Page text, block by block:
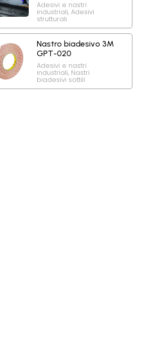
Adesivi e nastri
industriali,Adesivi
strutturali
Nastro biadesivo 3M
GPT-020
Adesivi e nastri
industriali, Nastri
biadesivi sottili